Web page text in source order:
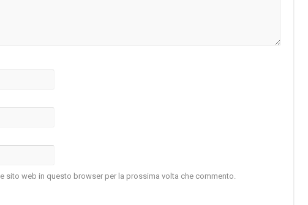
sito web in questo browser per la prossima volta che commento.